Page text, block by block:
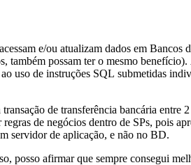
e/ou atualizam dados em Bancos
possam ter o mesmo
uso de instruções SQL submetidas
de transferência bancária entre
de negócios dentro de SPs, pois
servidor de aplicação, e não no BD.
posso afirmar que sempre consegui